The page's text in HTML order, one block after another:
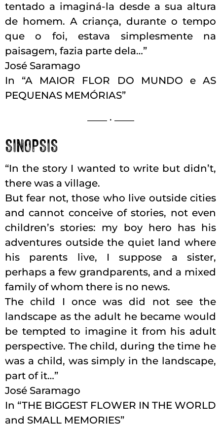
tentado a imaginá-la desde a sua altura
de homem. A criança, durante o tempo
que o foi, estava simplesmente na
paisagem, fazia parte dela…”
José Saramago
In “A MAIOR FLOR DO MUNDO e AS
PEQUENAS MEMÓRIAS”
____ . ____
SINOPSIS
“In the story I wanted to write but didn’t,
there was a village.
But fear not, those who live outside cities
and cannot conceive of stories, not even
children’s stories: my boy hero has his
adventures outside the quiet land where
his parents live, I suppose a sister,
perhaps a few grandparents, and a mixed
family of whom there is no news.
The child I once was did not see the
landscape as the adult he became would
be tempted to imagine it from his adult
perspective. The child, during the time he
was a child, was simply in the landscape,
part of it…”
José Saramago
In “THE BIGGEST FLOWER IN THE WORLD
and SMALL MEMORIES”